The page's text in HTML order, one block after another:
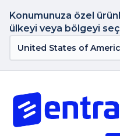
Konumunuza özel
ülkeyi veya bölgeyi